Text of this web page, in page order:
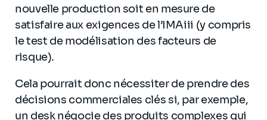
nouvelle production soit en mesure de
satisfaire aux exigences de l’IMAiii (y compris
le test de modélisation des facteurs de
risque).
Cela pourrait donc nécessiter de prendre des
décisions commerciales clés si, par exemple,
un desk négocie des produits complexes qui